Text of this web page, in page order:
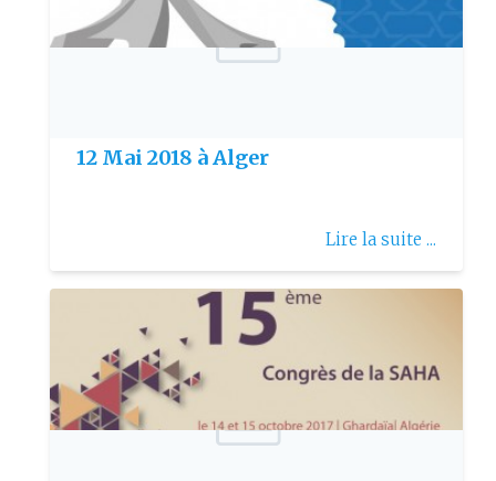
12 Mai 2018 à Alger
Lire la suite ...